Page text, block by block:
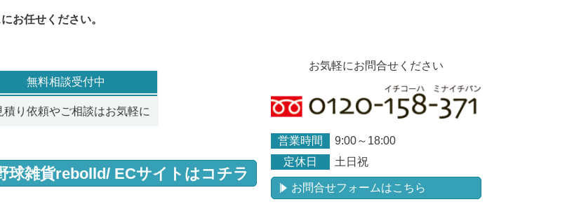
お任せください。
無料相談受付中
積り依頼やご相談はお気軽に
球雑貨rebolld/ ECサイトはコチラ
お気軽にお問合せください
営業時間
9:00～18:00
定休日
土日祝
お問合せフォームはこちら